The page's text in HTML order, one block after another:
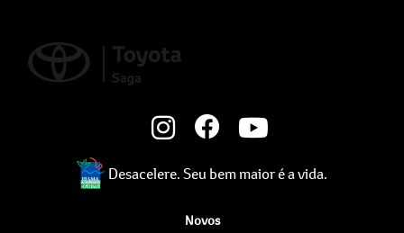
Desacelere. Seu bem maior é a vida.
Novos